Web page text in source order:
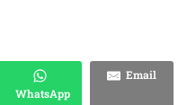
WhatsApp
Email